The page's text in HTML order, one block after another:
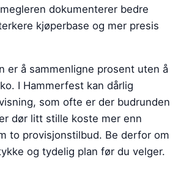
dokumenterer bedre
kjøperbase og mer presis
er å sammenligne prosent uten å
I Hammerfest kan dårlig
som ofte er der budrunden
dør litt stille koste mer enn
to provisjonstilbud. Be derfor om
og tydelig plan før du velger.